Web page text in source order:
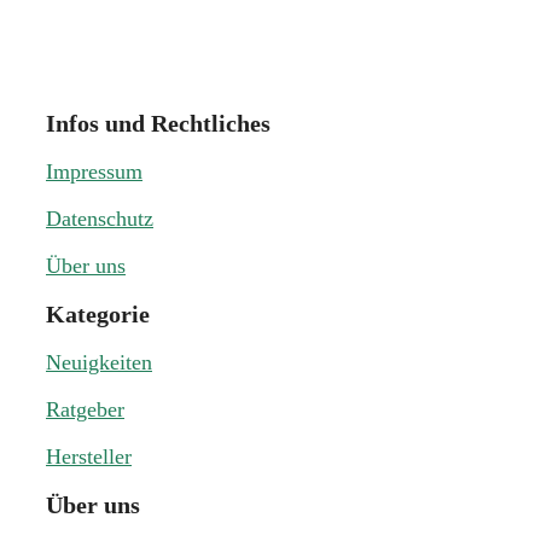
Infos und Rechtliches
Impressum
Datenschutz
Über uns
Kategorie
Neuigkeiten
Ratgeber
Hersteller
Über uns